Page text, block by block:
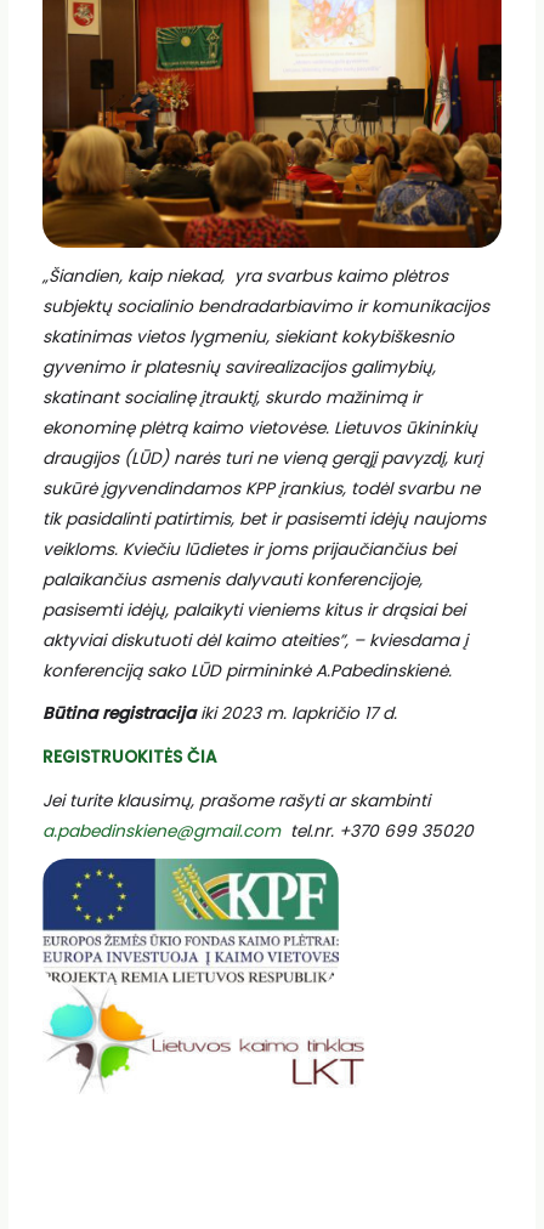
„Šiandien, kaip niekad, yra svarbus kaimo plėtros
subjektų socialinio bendradarbiavimo ir komunikacijos
skatinimas vietos lygmeniu, siekiant kokybiškesnio
gyvenimo ir platesnių savirealizacijos galimybių,
skatinant socialinę įtrauktį, skurdo mažinimą ir
ekonominę plėtrą kaimo vietovėse. Lietuvos ūkininkių
draugijos (LŪD) narės turi ne vieną gerąjį pavyzdį, kurį
sukūrė įgyvendindamos KPP įrankius, todėl svarbu ne
tik pasidalinti patirtimis, bet ir pasisemti idėjų naujoms
veikloms. Kviečiu lūdietes ir joms prijaučiančius bei
palaikančius asmenis dalyvauti konferencijoje,
pasisemti idėjų, palaikyti vieniems kitus ir drąsiai bei
aktyviai diskutuoti dėl kaimo ateities”, – kviesdama į
konferenciją sako LŪD pirmininkė A.Pabedinskienė.
Būtina registracijaiki 2023 m. lapkričio 17 d.
REGISTRUOKITĖS ČIA
Jei turite klausimų, prašome rašyti ar skambinti
a.pabedinskiene@gmail.com tel.nr. +370 699 35020